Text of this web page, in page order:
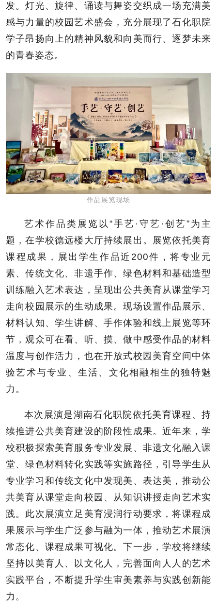
发。灯光、旋律、诵读与舞姿交织成一场充满美
感与力量的校园艺术盛会，充分展现了石化职院
学子昂扬向上的精神风貌和向美而行、逐梦未来
的青春姿态。
作品展览现场
艺术作品类展览以“手艺·守艺·创艺”为主
题，在学校德远楼大厅持续展出。展览依托美育
课程成果，展出学生作品近200件，将专业元
素、传统文化、非遗手作、绿色材料和基础造型
训练融入艺术表达，呈现出公共美育从课堂学习
走向校园展示的生动成果。现场设置作品展示、
材料认知、学生讲解、手作体验和线上展览等环
节，观众可在看、听、摸、做中感受作品的材料
温度与创作活力，也在开放式校园美育空间中体
验艺术与专业、生活、文化相融相生的独特魅
力。
本次展演是湖南石化职院依托美育课程、持
续推进公共美育建设的阶段性成果。近年来，学
校积极探索美育服务专业发展、非遗文化融入课
堂、绿色材料转化实践等实施路径，引导学生从
专业学习和传统文化中发现美、表达美，推动公
共美育从课堂走向校园、从知识讲授走向艺术实
践。此次展演立足美育浸润行动要求，将课程成
果展示与学生广泛参与融为一体，推动艺术展演
常态化、课程成果可视化。下一步，学校将继续
坚持以美育人、以文化人，完善面向人人的艺术
实践平台，不断提升学生审美素养与实践创新能
力。